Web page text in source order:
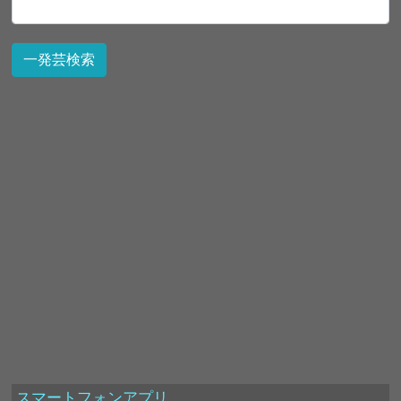
スマートフォンアプリ